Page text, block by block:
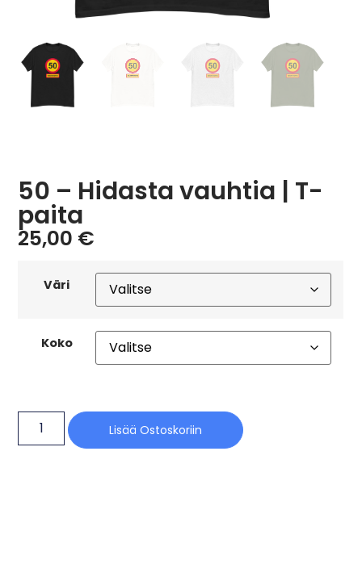
50 – Hidasta vauhtia | T-
paita
25,00 €
Väri
Koko
Lisää Ostoskoriin